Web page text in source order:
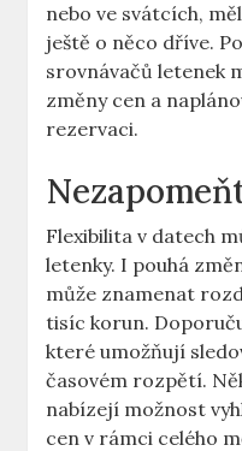
nebo ve svátcích,
ještě o něco dříve.
srovnávačů letenek
změny cen a
rezervaci.
Flexibilita v datech
letenky. I pouhá
může znamenat
tisíc korun.
které umožňují
časovém rozpětí.
nabízejí možnost
cen v rámci celého